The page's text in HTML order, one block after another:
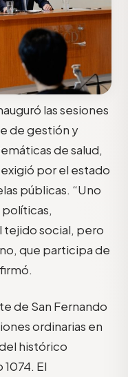
las sesiones
de gestión y
de salud,
por el estado
públicas. “Uno
tejido social, pero
que participa de
de San Fernando
ordinarias en
histórico
El